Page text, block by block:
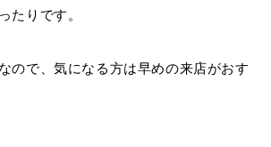
たりです。
ので、気になる方は早めの来店がおす